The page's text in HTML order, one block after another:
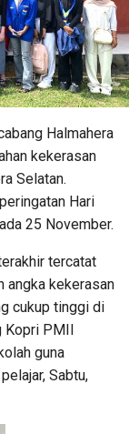
Halmahera
kekerasan
Selatan.
Hari
25 November.
tercatat
angka kekerasan
cukup tinggi di
Kopri PMII
guna
Sabtu,